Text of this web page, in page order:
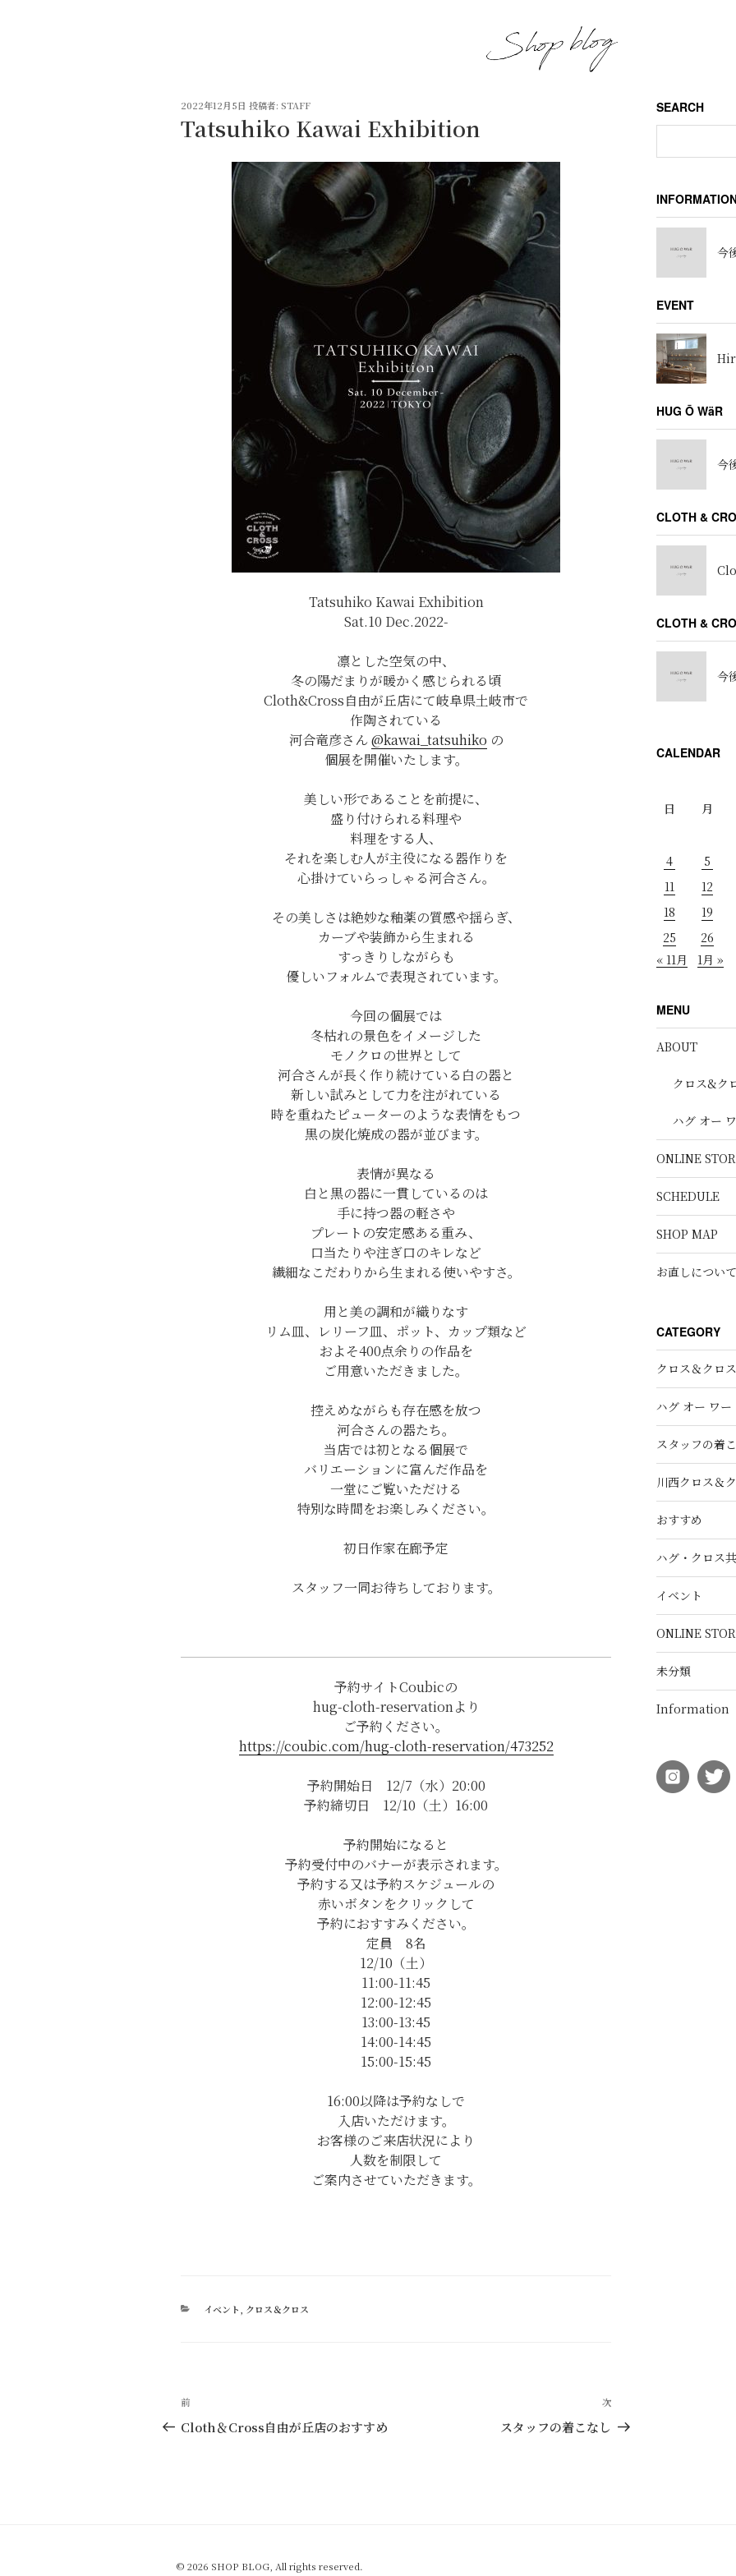
投
日:
2022年12月5日 投稿者: STAFF
Tatsuhiko Kawai Exhibition
Tatsuhiko Kawai Exhibition
Sat.10 Dec.2022-
凛とした空気の中、
冬の陽だまりが暖かく感じられる頃
Cloth&Cross自由が丘店にて岐阜県土岐市で
作陶されている
河合竜彦さん@kawai_tatsuhiko の
個展を開催いたします。
美しい形であることを前提に、
盛り付けられる料理や
料理をする人、
それを楽しむ人が主役になる器作りを
心掛けていらっしゃる河合さん。
その美しさは絶妙な釉薬の質感や揺らぎ、
カーブや装飾から生まれる
すっきりしながらも
優しいフォルムで表現されています。
今回の個展では
冬枯れの景色をイメージした
モノクロの世界として
河合さんが長く作り続けている白の器と
新しい試みとして力を注がれている
時を重ねたピューターのような表情をもつ
黒の炭化焼成の器が並びます。
表情が異なる
白と黒の器に一貫しているのは
手に持つ器の軽さや
プレートの安定感ある重み、
口当たりや注ぎ口のキレなど
繊細なこだわりから生まれる使いやすさ。
用と美の調和が織りなす
リム皿、レリーフ皿、ポット、カップ類など
およそ400点余りの作品を
ご用意いただきました。
控えめながらも存在感を放つ
河合さんの器たち。
当店では初となる個展で
バリエーションに富んだ作品を
一堂にご覧いただける
特別な時間をお楽しみください。
初日作家在廊予定
スタッフ一同お待ちしております。
予約サイトCoubicの
hug-cloth-reservationより
ご予約ください。
https://coubic.com/hug-cloth-reservation/473252
予約開始日 12/7（水）20:00
予約締切日 12/10（土）16:00
予約開始になると
予約受付中のバナーが表示されます。
予約する又は予約スケジュールの
赤いボタンをクリックして
予約におすすみください。
定員 8名
12/10（土）
11:00-11:45
12:00-12:45
13:00-13:45
14:00-14:45
15:00-15:45
16:00以降は予約なしで
入店いただけます。
お客様のご来店状況により
人数を制限して
ご案内させていただきます。
カ
イベント クロス＆クロス
投
稿
過
去
前
Cloth＆Cross自由が丘店のおすすめ
次
の
次
スタッフの着こなし
SEARCH
今
EVENT
HUG Ō WäR
今
CLOTH &
CLOTH &
今
CALENDAR
日
月
4
5
11
12
18
19
25
26
« 11月
1月 »
MENU
ABOUT
クロス&ク
ハグ オー
ONLINE
SCHEDULE
SHOP MAP
お直しについて
CATEGORY
クロス＆クロス
ハグ オー ワー
スタッフの着
川西クロス＆
おすすめ
ハグ・クロス
イベント
ONLINE
未分類
Information
© 2026 SHOP BLOG, All rights reserved.